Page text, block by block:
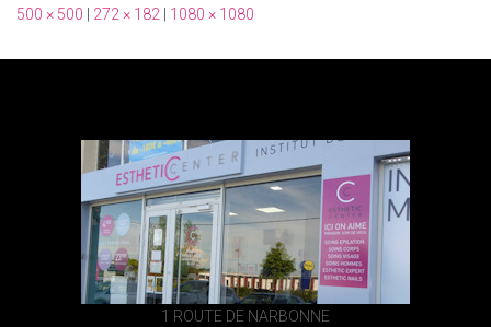
500 × 500
272 × 182 1080 × 1080
1 ROUTE DE NARBONNE